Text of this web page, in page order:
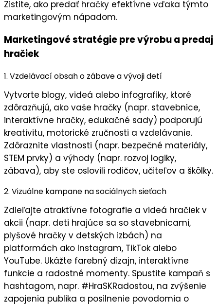
Zistite, ako predať hračky efektívne vďaka týmto
marketingovým nápadom.
Marketingové stratégie pre výrobu a predaj
hračiek
1. Vzdelávací obsah o zábave a vývoji detí
Vytvorte blogy, videá alebo infografiky, ktoré
zdôrazňujú, ako vaše hračky (napr. stavebnice,
interaktívne hračky, edukačné sady) podporujú
kreativitu, motorické zručnosti a vzdelávanie.
Zdôraznite vlastnosti (napr. bezpečné materiály,
STEM prvky) a výhody (napr. rozvoj logiky,
zábava), aby ste oslovili rodičov, učiteľov a škôlky.
2. Vizuálne kampane na sociálnych sieťach
Zdieľajte atraktívne fotografie a videá hračiek v
akcii (napr. deti hrajúce sa so stavebnicami,
plyšové hračky v detských izbách) na
platformách ako Instagram, TikTok alebo
YouTube. Ukážte farebný dizajn, interaktívne
funkcie a radostné momenty. Spustite kampaň s
hashtagom, napr. #HraSKRadostou, na zvýšenie
zapojenia publika a posilnenie povodomia o